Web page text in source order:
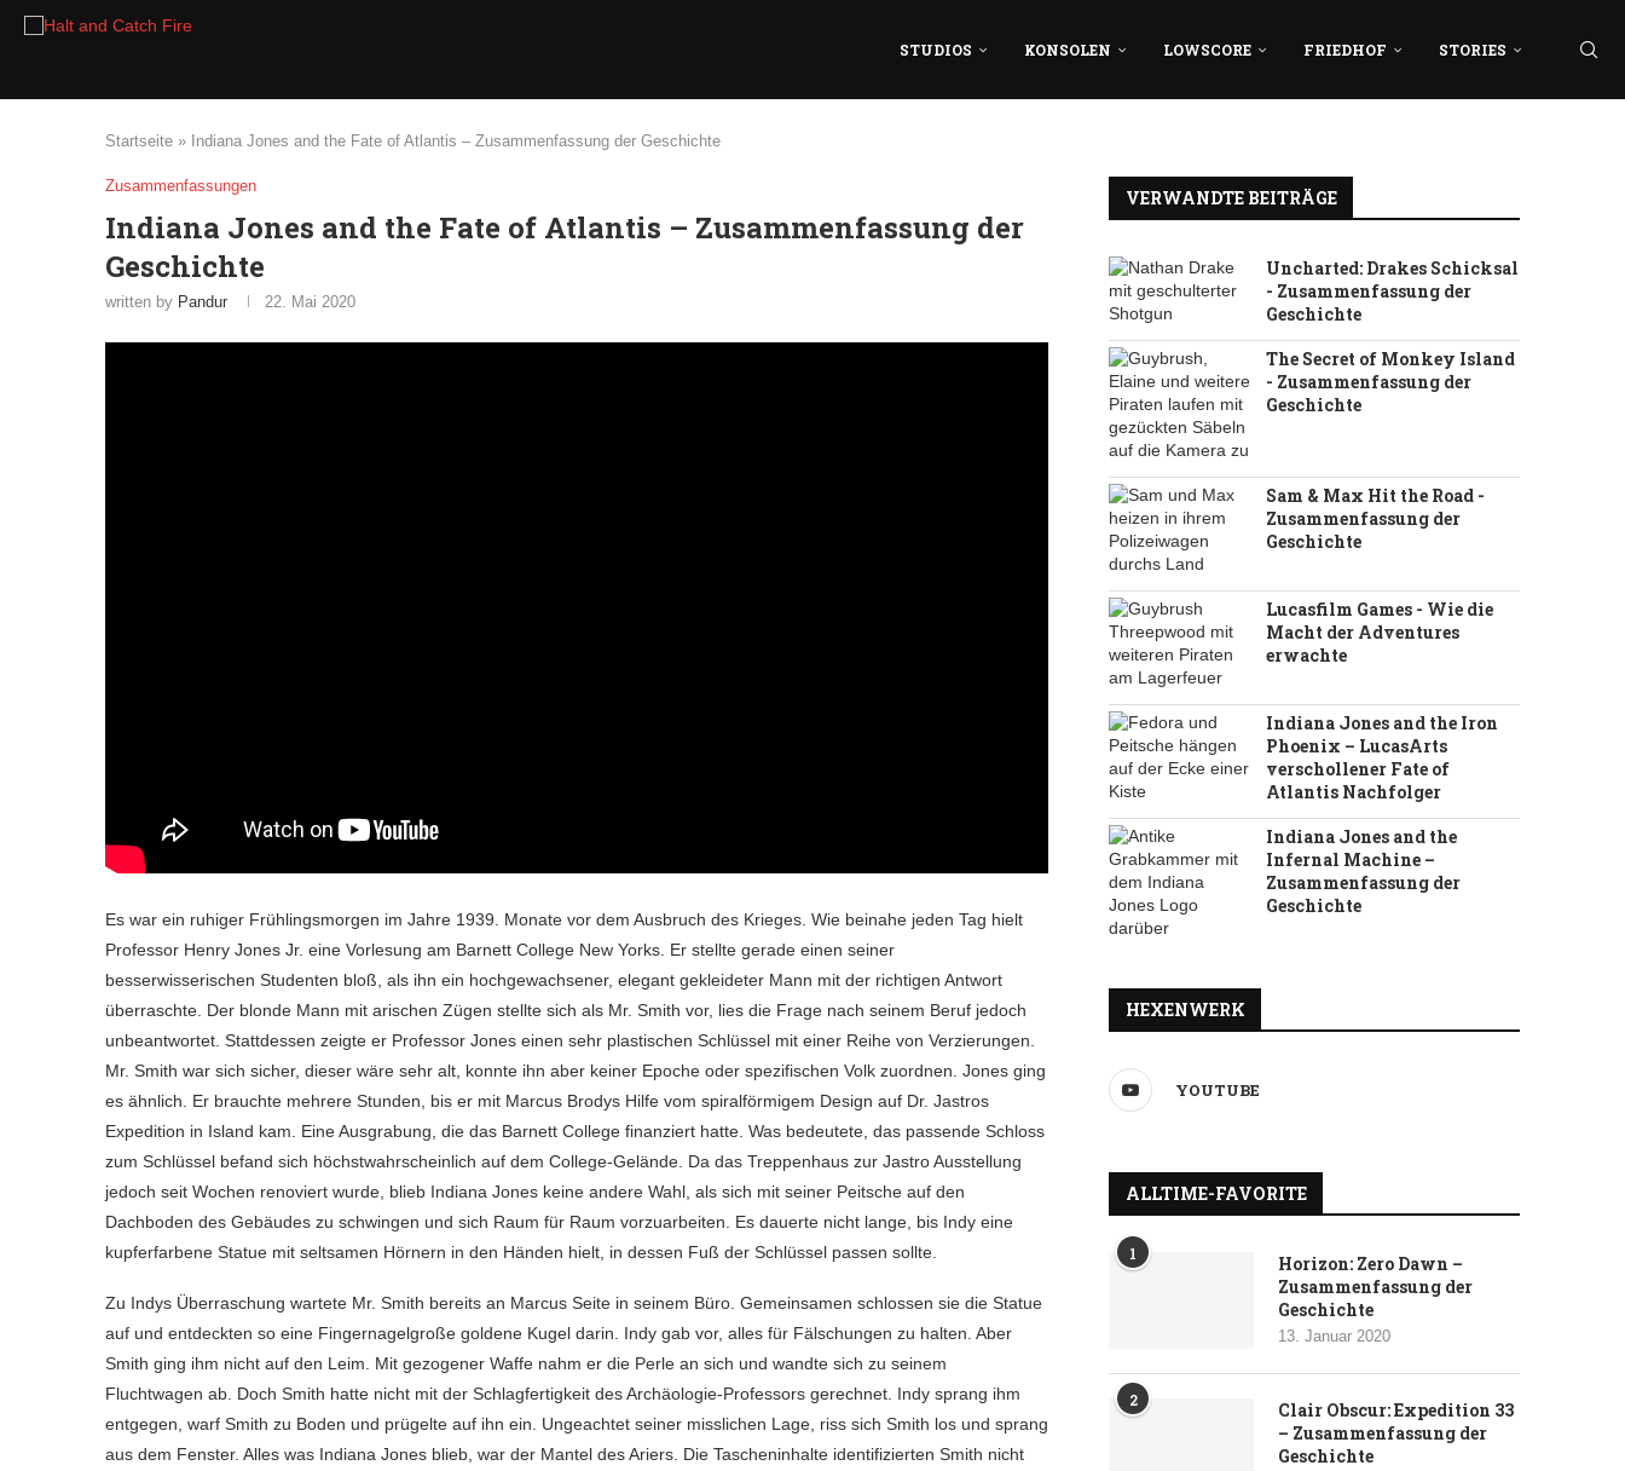
STUDIOS KONSOLEN LOWSCORE FRIEDHOF STORIES
Startseite » Indiana Jones and the Fate of Atlantis – Zusammenfassung der Geschichte
Zusammenfassungen
Indiana Jones and the Fate of Atlantis – Zusammenfassung der
Geschichte
written by Pandur 22. Mai 2020
Es war ein ruhiger Frühlingsmorgen im Jahre 1939. Monate vor dem Ausbruch des Krieges. Wie beinahe jeden Tag hielt
Professor Henry Jones Jr. eine Vorlesung am Barnett College New Yorks. Er stellte gerade einen seiner
besserwisserischen Studenten bloß, als ihn ein hochgewachsener, elegant gekleideter Mann mit der richtigen Antwort
überraschte. Der blonde Mann mit arischen Zügen stellte sich als Mr. Smith vor, lies die Frage nach seinem Beruf jedoch
unbeantwortet. Stattdessen zeigte er Professor Jones einen sehr plastischen Schlüssel mit einer Reihe von Verzierungen.
Mr. Smith war sich sicher, dieser wäre sehr alt, konnte ihn aber keiner Epoche oder spezifischen Volk zuordnen. Jones ging
es ähnlich. Er brauchte mehrere Stunden, bis er mit Marcus Brodys Hilfe vom spiralförmigem Design auf Dr. Jastros
Expedition in Island kam. Eine Ausgrabung, die das Barnett College finanziert hatte. Was bedeutete, das passende Schloss
zum Schlüssel befand sich höchstwahrscheinlich auf dem College-Gelände. Da das Treppenhaus zur Jastro Ausstellung
jedoch seit Wochen renoviert wurde, blieb Indiana Jones keine andere Wahl, als sich mit seiner Peitsche auf den
Dachboden des Gebäudes zu schwingen und sich Raum für Raum vorzuarbeiten. Es dauerte nicht lange, bis Indy eine
kupferfarbene Statue mit seltsamen Hörnern in den Händen hielt, in dessen Fuß der Schlüssel passen sollte.
Zu Indys Überraschung wartete Mr. Smith bereits an Marcus Seite in seinem Büro. Gemeinsamen schlossen sie die Statue
auf und entdeckten so eine Fingernagelgroße goldene Kugel darin. Indy gab vor, alles für Fälschungen zu halten. Aber
Smith ging ihm nicht auf den Leim. Mit gezogener Waffe nahm er die Perle an sich und wandte sich zu seinem
Fluchtwagen ab. Doch Smith hatte nicht mit der Schlagfertigkeit des Archäologie-Professors gerechnet. Indy sprang ihm
entgegen, warf Smith zu Boden und prügelte auf ihn ein. Ungeachtet seiner misslichen Lage, riss sich Smith los und sprang
aus dem Fenster. Alles was Indiana Jones blieb, war der Mantel des Ariers. Die Tascheninhalte identifizierten Smith nicht
VERWANDTE BEITRÄGE
Uncharted: Drakes Schicksal
- Zusammenfassung der
Geschichte
The Secret of Monkey Island
- Zusammenfassung der
Geschichte
Sam & Max Hit the Road -
Zusammenfassung der
Geschichte
Lucasfilm Games - Wie die
Macht der Adventures
erwachte
Indiana Jones and the Iron
Phoenix – LucasArts
verschollener Fate of
Atlantis Nachfolger
Indiana Jones and the
Infernal Machine –
Zusammenfassung der
Geschichte
HEXENWERK
YOUTUBE
ALLTIME-FAVORITE
1
Horizon: Zero Dawn –
Zusammenfassung der
Geschichte
13. Januar 2020
2
Clair Obscur: Expedition 33
– Zusammenfassung der
Geschichte